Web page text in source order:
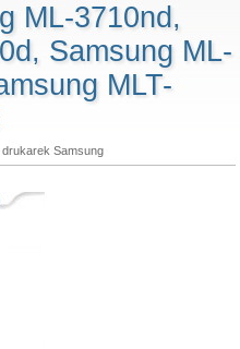
ML-3710nd,
Samsung ML-
MLT-
Samsung